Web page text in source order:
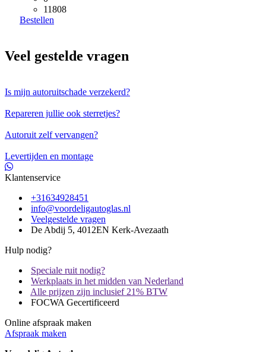
11808
Bestellen
Veel gestelde vragen
Is mijn autoruitschade verzekerd?
Repareren jullie ook sterretjes?
Autoruit zelf vervangen?
Levertijden en montage
Klantenservice
+31634928451
info@voordeligautoglas.nl
Veelgestelde vragen
De Abdij 5, 4012EN Kerk-Avezaath
Hulp nodig?
Speciale ruit nodig?
Werkplaats in het midden van Nederland
Alle prijzen zijn inclusief 21% BTW
FOCWA Gecertificeerd
Online afspraak maken
Afspraak maken